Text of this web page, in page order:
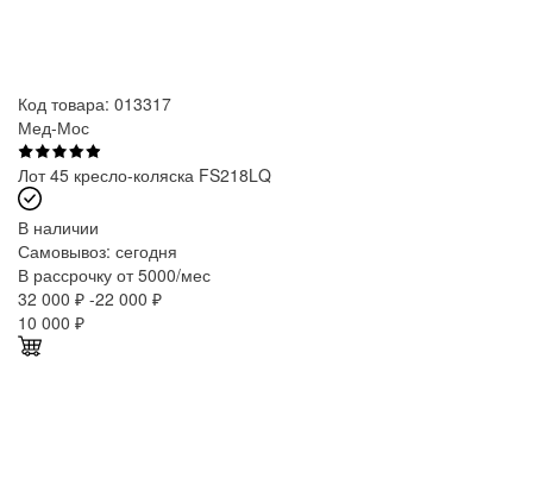
Код товара: 013317
Мед-Мос
Лот 45 кресло-коляска FS218LQ
В наличии
Самовывоз: сегодня
В рассрочку от 5000/мес
32 000 ₽ -22 000 ₽
10 000 ₽